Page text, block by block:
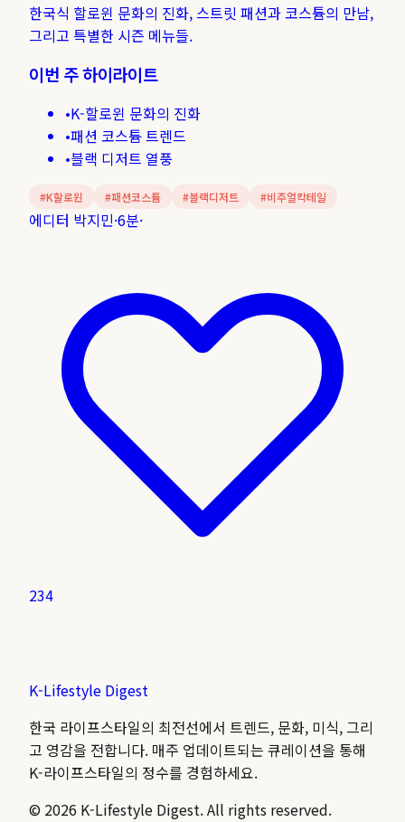
한국식 할로윈 문화의 진화, 스트릿 패션과 코스튬의 만남,
그리고 특별한 시즌 메뉴들.
이번 주 하이라이트
•K-할로윈 문화의 진화
•패션 코스튬 트렌드
•블랙 디저트 열풍
#K할로윈 #패션코스튬 #블랙디저트 #비주얼칵테일
에디터 박지민·6분·
234
K-Lifestyle Digest
한국 라이프스타일의 최전선에서 트렌드, 문화, 미식, 그리
고 영감을 전합니다. 매주 업데이트되는 큐레이션을 통해
K-라이프스타일의 정수를 경험하세요.
© 2026 K-Lifestyle Digest. All rights reserved.